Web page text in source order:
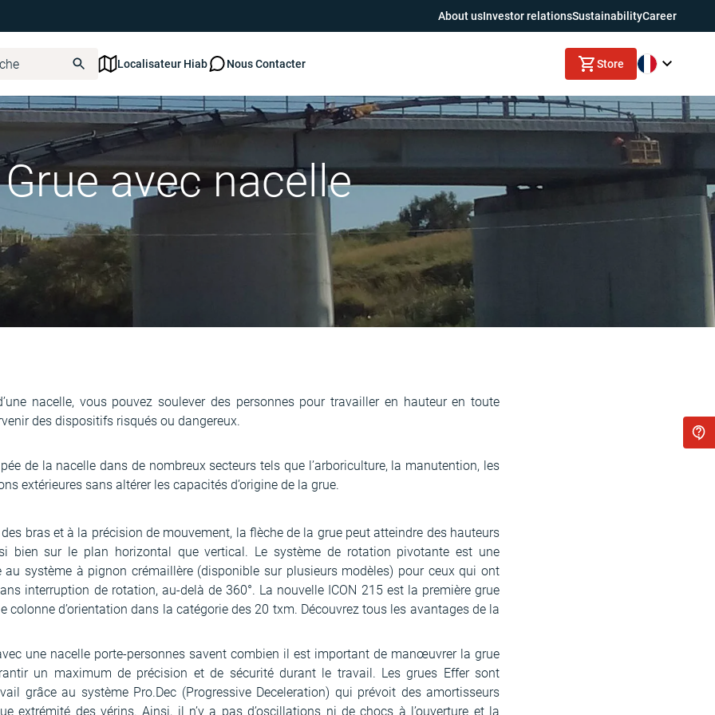
About usInvestor relationsSustainabilityCareer
Localisateur Hiab Nous Contacter Store
Grue avec nacelle
nacelle, vous pouvez soulever des personnes pour travailler en hauteur en toute
des dispositifs risqués ou dangereux.
de la nacelle dans de nombreux secteurs tels que l’arboriculture, la manutention, les
extérieures sans altérer les capacités d’origine de la grue.
bras et à la précision de mouvement, la flèche de la grue peut atteindre des hauteurs
bien sur le plan horizontal que vertical. Le système de rotation pivotante est une
au système à pignon crémaillère (disponible sur plusieurs modèles) pour ceux qui ont
interruption de rotation, au-delà de 360°. La nouvelle ICON 215 est la première grue
colonne d’orientation dans la catégorie des 20 txm. Découvrez tous les avantages de la
une nacelle porte-personnes savent combien il est important de manœuvrer la grue
un maximum de précision et de sécurité durant le travail. Les grues Effer sont
grâce au système Pro.Dec (Progressive Deceleration) qui prévoit des amortisseurs
extrémité des vérins. Ainsi, il n’y a pas d’oscillations ni de chocs à l’ouverture et la